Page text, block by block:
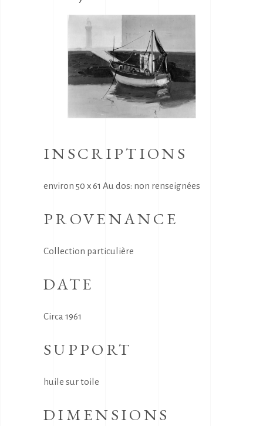
INSCRIPTIONS
environ 50 x 61 Au dos: non renseignées
PROVENANCE
Collection particulière
DATE
Circa 1961
SUPPORT
huile sur toile
DIMENSIONS